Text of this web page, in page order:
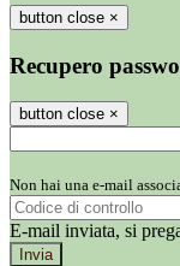
button close ×
Recupero
button close ×
Non hai una e-mail
E-mail inviata, si